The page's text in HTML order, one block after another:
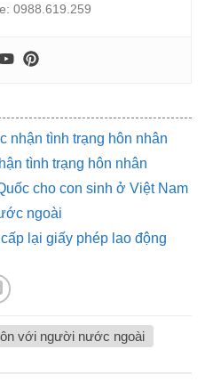
0988.619.259
nhận tình trạng hôn nhân
tình trạng hôn nhân
cho con sinh ở Việt Nam
ngoài
lại giấy phép lao động
với người nước ngoài